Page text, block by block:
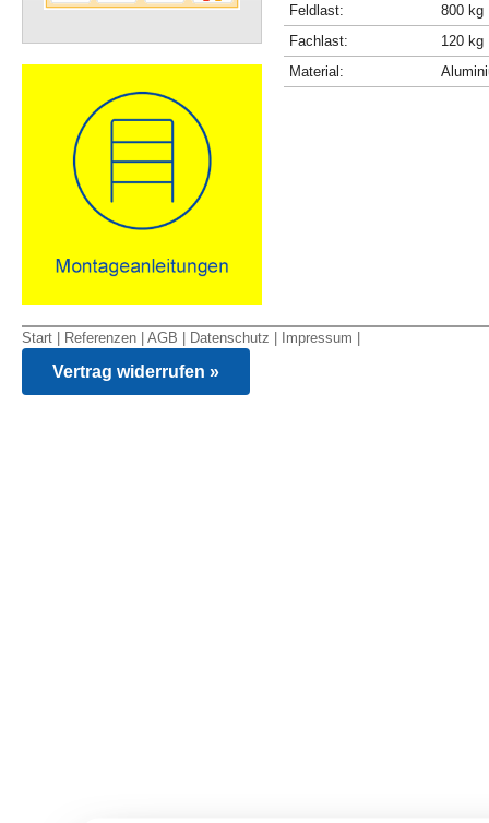
Feldlast:
800 kg
Fachlast:
120 kg
Material:
Start Referenzen AGB Datenschutz Impressum
Vertrag widerrufen »